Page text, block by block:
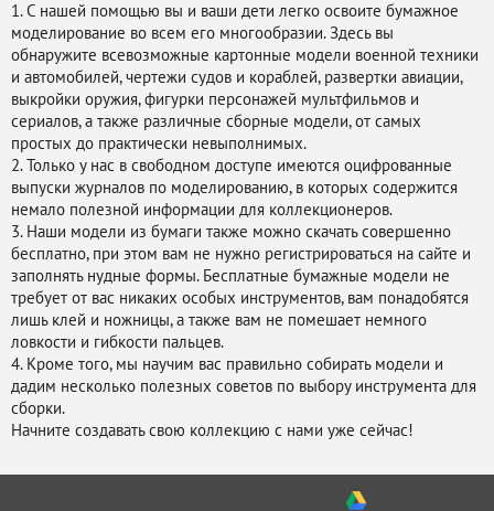
1. С нашей помощью вы и ваши дети легко освоите бумажное
моделирование во всем его многообразии. Здесь вы
обнаружите всевозможные картонные модели военной техники
и автомобилей, чертежи судов и кораблей, развертки авиации,
выкройки оружия, фигурки персонажей мультфильмов и
сериалов, а также различные сборные модели, от самых
простых до практически невыполнимых.
2. Только у нас в свободном доступе имеются оцифрованные
выпуски журналов по моделированию, в которых содержится
немало полезной информации для коллекционеров.
3. Наши модели из бумаги также можно скачать совершенно
бесплатно, при этом вам не нужно регистрироваться на сайте и
заполнять нудные формы. Бесплатные бумажные модели не
требует от вас никаких особых инструментов, вам понадобятся
лишь клей и ножницы, а также вам не помешает немного
ловкости и гибкости пальцев.
4. Кроме того, мы научим вас правильно собирать модели и
дадим несколько полезных советов по выбору инструмента для
сборки.
Начните создавать свою коллекцию с нами уже сейчас!